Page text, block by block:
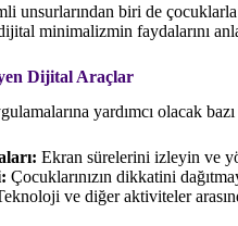
unsurlarından biri de
dijital minimalizmin faydalarını
Dijital Araçlar
yardımcı olacak bazı
Ekran sürelerini izleyin ve
Çocuklarınızın dikkatini
ve diğer aktiviteler